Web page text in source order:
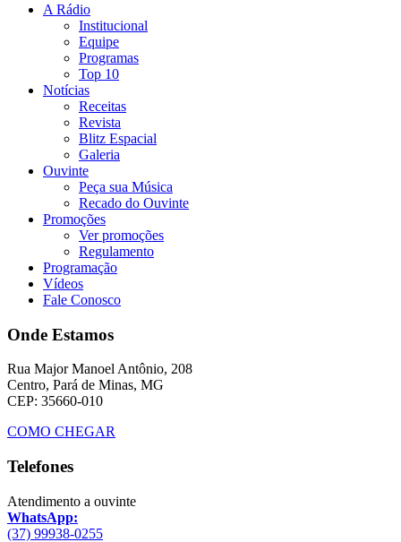
A Rádio
Institucional
Equipe
Programas
Top 10
Notícias
Receitas
Revista
Blitz Espacial
Galeria
Ouvinte
Peça sua Música
Recado do Ouvinte
Promoções
Ver promoções
Regulamento
Programação
Vídeos
Fale Conosco
Onde Estamos
Rua Major Manoel Antônio, 208
Centro, Pará de Minas, MG
CEP: 35660-010
COMO CHEGAR
Telefones
Atendimento a ouvinte
WhatsApp:
(37) 99938-0255